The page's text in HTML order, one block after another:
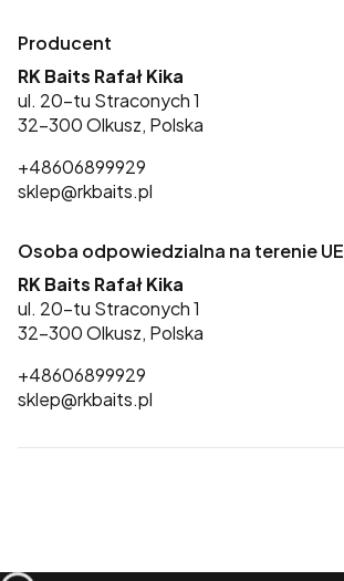
Producent
RK Baits Rafał Kika
ul. 20-tu Straconych 1
32-300 Olkusz, Polska
+48606899929
sklep@rkbaits.pl
Osoba odpowiedzialna na terenie UE
RK Baits Rafał Kika
ul. 20-tu Straconych 1
32-300 Olkusz, Polska
+48606899929
sklep@rkbaits.pl